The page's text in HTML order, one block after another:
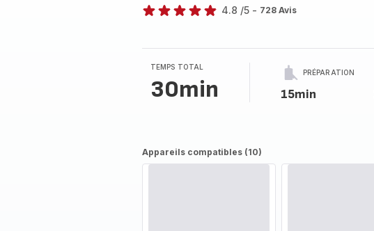
4.8 /5 - 728 Avis
TEMPS TOTAL
30min
PRÉPARATION
15min
Appareils compatibles (10)